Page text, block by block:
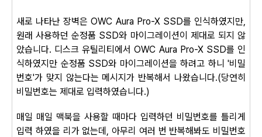
새로 나타난 장벽은 OWC Aura Pro-X SSD를 인식하였지만,
원래 사용하던 순정품 SSD와 마이그레이션이 제대로 되지 않
았습니다. 디스크 유틸리티에서 OWC Aura Pro-X SSD를 인
식하였지만 순정품 SSD와 마이그레이션을 하려고 하니 '비밀
번호'가 맞지 않는다는 메시지가 반복해서 나왔습니다.(당연히
비밀번호는 제대로 입력하였습니다.)
매일 매일 맥북을 사용할 때마다 입력하던 비밀번호를 틀리게
입력 하였을 리가 없는데, 아무리 여러 번 반복해봐도 비밀번호